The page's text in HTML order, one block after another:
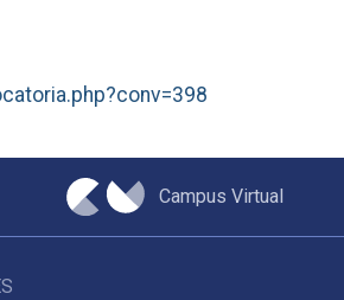
Campus Virtual